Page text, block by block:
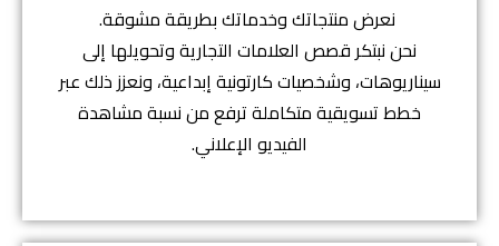
نعرض منتجاتك وخدماتك بطريقة مشوقة.
نحن نبتكر قصص العلامات التجارية وتحويلها إلى
سيناريوهات، وشخصيات كارتونية إبداعية، ونعزز ذلك عبر
خطط تسويقية متكاملة ترفع من نسبة مشاهدة
الفيديو الإعلاني.